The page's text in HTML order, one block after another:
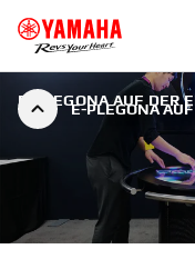
E-PLEGONA
E-PLEGONA AUF DER